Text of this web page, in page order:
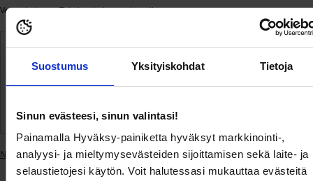
Suostumus Yksityiskohdat Tietoja
Sinun evästeesi, sinun valintasi!
Painamalla Hyväksy-painiketta hyväksyt markkinointi-,
analyysi- ja mieltymysevästeiden sijoittamisen sekä laite- ja
selaustietojesi käytön. Voit halutessasi mukauttaa evästeitä
Verot sisältyvät.Toimituslasketaan kassalla.
Ilmainen toimitus yli 69 € tilauksille
Toimitus 3–5 arkipäivässä
Helppo maksaminen
Näytä samankaltaiset tuotteet
Lisätään